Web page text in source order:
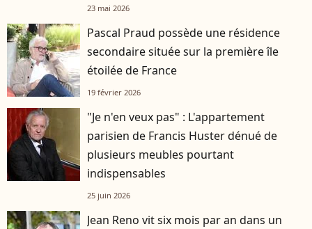
23 mai 2026
Pascal Praud possède une résidence
secondaire située sur la première île
étoilée de France
19 février 2026
"Je n'en veux pas" : L'appartement
parisien de Francis Huster dénué de
plusieurs meubles pourtant
indispensables
25 juin 2026
Jean Reno vit six mois par an dans un